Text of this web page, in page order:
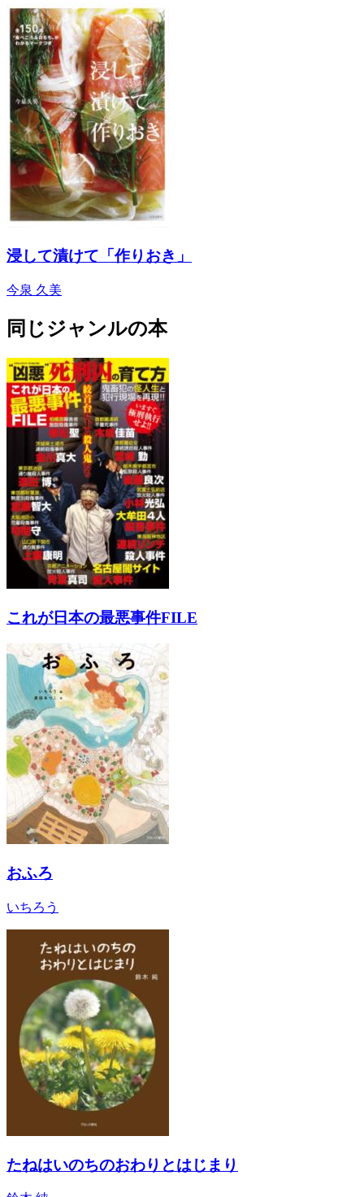
浸して漬けて「作りおき」
今泉 久美
同じジャンルの本
これが日本の最悪事件FILE
おふろ
いちろう
たねはいのちのおわりとはじまり